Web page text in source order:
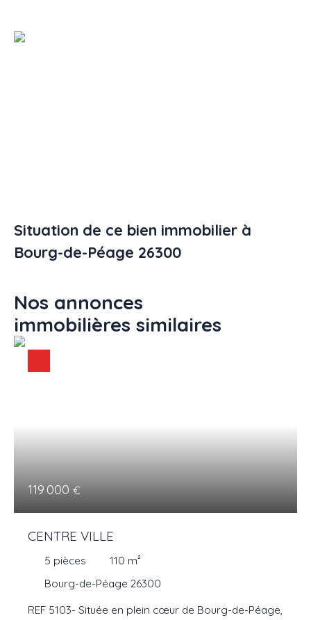
Situation de ce bien immobilier à
Bourg-de-Péage 26300
Nos annonces
immobilières similaires
119 000 €
CENTRE VILLE
5 pièces 110 m²
Bourg-de-Péage 26300
REF 5103- Située en plein cœur de Bourg-de-Péage,